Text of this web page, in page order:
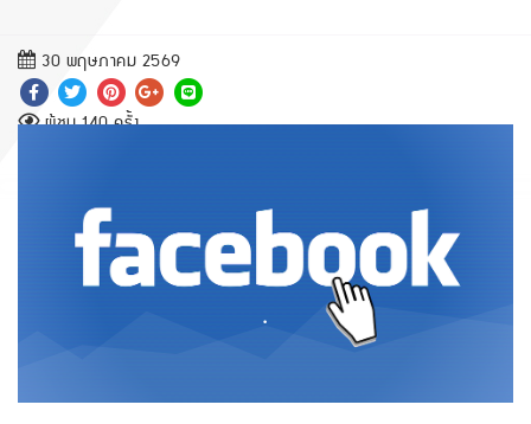
30 พฤษภาคม 2569
ผู้ชม 140 ครั้ง
.